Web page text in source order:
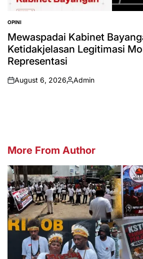
POSTED
IN
OPINI
Mewaspadai Kabinet
Ketidakjelasan Legitimasi
Representasi
on
August 6, 2026
Posted
Admin
More From Author